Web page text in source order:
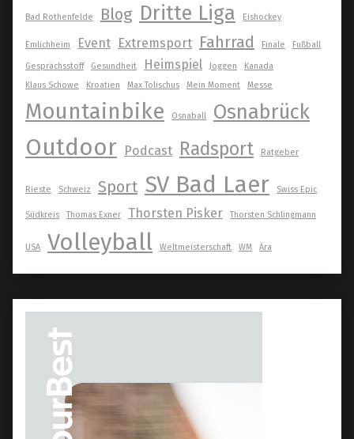
Bad Rothenfelde Blog Dritte Liga Eishockey
Emlichheim Event Extremsport Fahrrad Finale Fußball
Gesprächsstoff Gesundheit Heimspiel Joggen
Kanada
Klaus Schowe
Kroatien Max Tolischus Mein Moment Messe
Mountainbike Osnaball Osnabrück
Outdoor Podcast Radsport Ratgeber
Rieste Schweiz Sport SV Bad Laer Swiss Epic
Südkreis Thomas Exner Thorsten Pisker Thorsten Schlingmann
USA Volleyball Weltmeisterschaft WM Ära